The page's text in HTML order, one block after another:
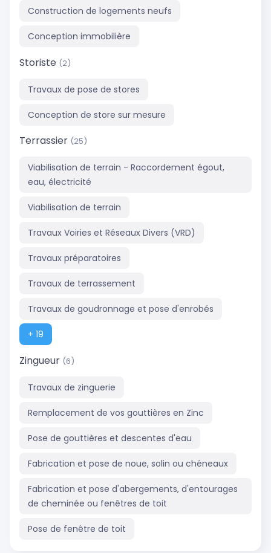
Construction de logements neufs
Conception immobilière
Storiste (2)
Travaux de pose de stores
Conception de store sur mesure
Terrassier (25)
Viabilisation de terrain - Raccordement égout,
eau, électricité
Viabilisation de terrain
Travaux Voiries et Réseaux Divers (VRD)
Travaux préparatoires
Travaux de terrassement
Travaux de goudronnage et pose d'enrobés
+ 19
Zingueur (6)
Travaux de zinguerie
Remplacement de vos gouttières en Zinc
Pose de gouttières et descentes d'eau
Fabrication et pose de noue, solin ou chéneaux
Fabrication et pose d'abergements, d'entourages
de cheminée ou fenêtres de toit
Pose de fenêtre de toit